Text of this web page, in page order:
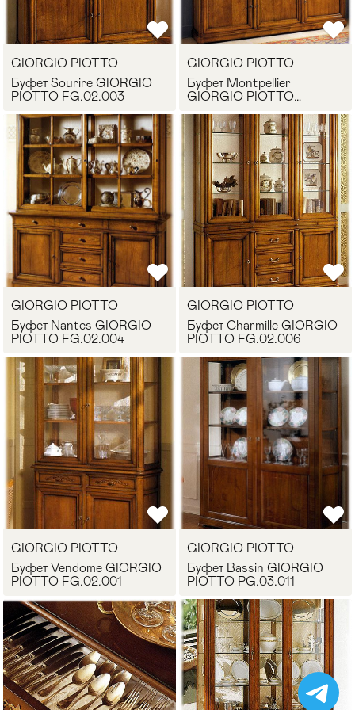
Стулья >
GIORGIO PIOTTO
Буфет Sourire GIORGIO
PIOTTO FG.02.003
GIORGIO PIOTTO
Буфет Montpellier
GIORGIO PIOTTO
GIORGIO PIOTTO
Буфет Nantes GIORGIO
PIOTTO FG.02.004
GIORGIO PIOTTO
Буфет Charmille GIORGIO
PIOTTO FG.02.006
GIORGIO PIOTTO
Буфет Vendome GIORGIO
PIOTTO FG.02.001
GIORGIO PIOTTO
Буфет Bassin GIORGIO
PIOTTO PG.03.011